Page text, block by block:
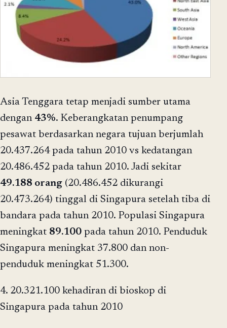
Asia Tenggara tetap menjadi sumber utama
dengan 43%. Keberangkatan penumpang
pesawat berdasarkan negara tujuan berjumlah
20.437.264 pada tahun 2010 vs kedatangan
20.486.452 pada tahun 2010. Jadi sekitar
49.188 orang (20.486.452 dikurangi
20.473.264) tinggal di Singapura setelah tiba di
bandara pada tahun 2010. Populasi Singapura
meningkat 89.100 pada tahun 2010. Penduduk
Singapura meningkat 37.800 dan non-
penduduk meningkat 51.300.
4. 20.321.100 kehadiran di bioskop di
Singapura pada tahun 2010